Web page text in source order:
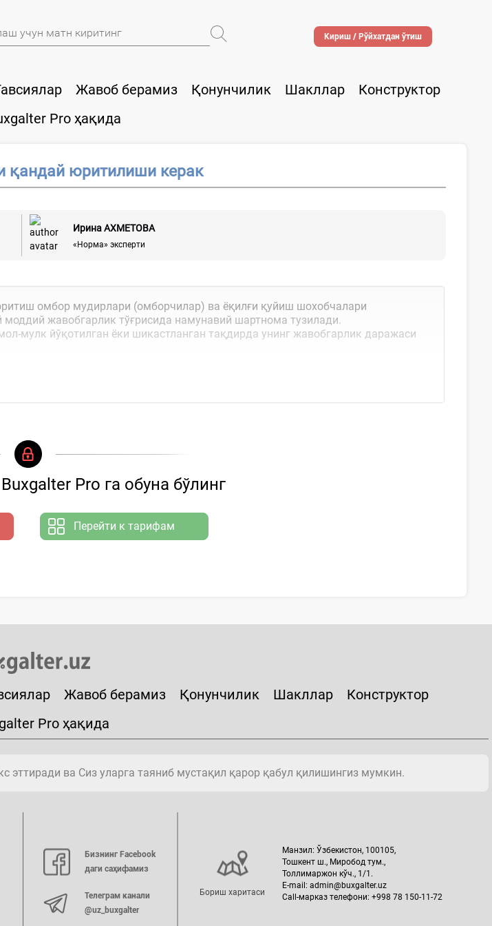
Кириш / Рўйхатдан ўтиш
Жавоб берамиз Қонунчилик Шакллар
Конструктор
Pro ҳақида
қандай юритилиши керак
Ирина АХМЕТОВА
«Норма» эксперти
омбор мудирлари (омборчилар) ва ёқилғи қуйиш шохобчалари
жавобгарлик тўғрисида намунавий шартнома тузилади.
мулк йўқотилган ёки шикастланган тақдирда унинг жавобгарлик даражаси
Pro га обуна бўлинг
Перейти к тарифам
Жавоб берамиз Қонунчилик Шакллар
Конструктор
Pro ҳақида
эттиради ва Сиз уларга таяниб мустақил қарор қабул қилишингиз мумкин.
Бизнинг Facebook
даги саҳифамиз
Телеграм канали
@uz_buxgalter
Бориш харитаси
Манзил: Ўзбекистон, 100105,
Тошкент ш., Миробод тум.,
Толлимаржон кўч., 1/1.
E-mail: admin@buxgalter.uz
Call-марказ телефони: +998 78 150-11-72